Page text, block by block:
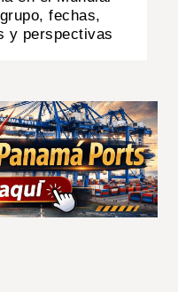
fechas,
y perspectivas